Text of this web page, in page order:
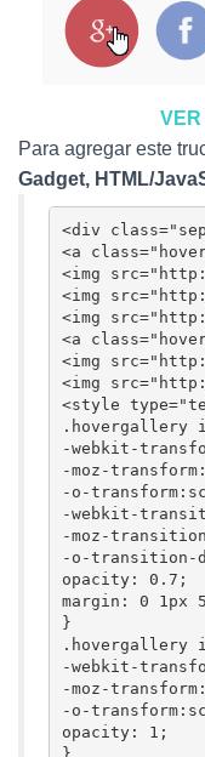
VER
Para agregar este
Gadget, HTML/
<div
<a
<img
<img
<img
<a
<img
<img
<style
.hovergallery
-webkit-
-moz-
-o-
-webkit-
-moz-
-o-transition-
opacity: 0.7;
margin: 0 1px
}
.hovergallery
-webkit-
-moz-
-o-
opacity: 1;
}